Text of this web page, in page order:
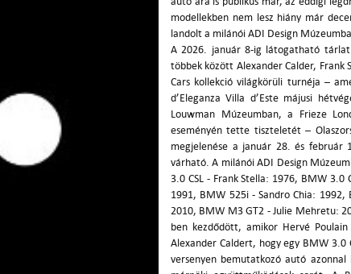
modellekben nem lesz hiány már
landolt a milánói ADI Design
A 2026. január 8-ig látogatható
többek között Alexander Calder, Frank
Cars kollekció világkörüli turnéja –
d’Eleganza Villa d’Este májusi
Louwman Múzeumban, a Frieze
eseményén tette tiszteletét –
megjelenése a január 28. és február
várható. A milánói ADI Design
3.0 CSL - Frank Stella: 1976, BMW
1991, BMW 525i - Sandro Chia: 1992,
2010, BMW M3 GT2 - Julie Mehretu:
ben kezdődött, amikor Hervé
Alexander Caldert, hogy egy BMW 3.0
versenyen bemutatkozó autó